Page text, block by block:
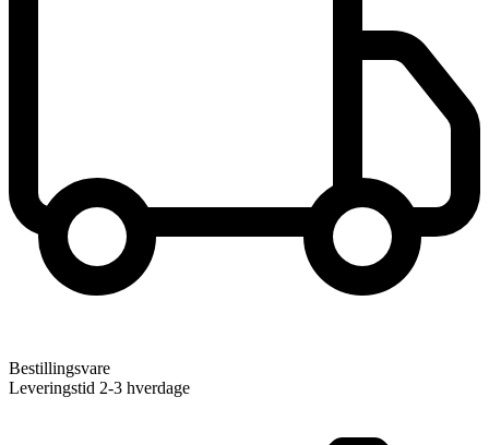
Bestillingsvare
Leveringstid 2-3 hverdage